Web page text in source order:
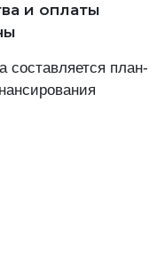
и оплаты
составляется план-